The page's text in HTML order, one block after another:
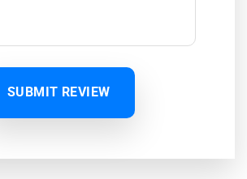
SUBMIT REVIEW